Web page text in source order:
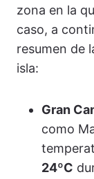
zona en la
caso, a
resumen de
isla:
Gran
como
24ºC